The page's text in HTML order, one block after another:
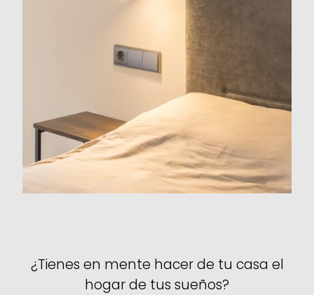
¿Tienes en mente hacer de tu casa el
hogar de tus sueños?